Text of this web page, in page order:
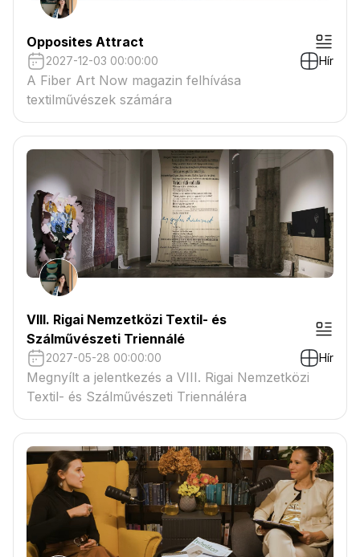
Opposites Attract
2027-12-03 00:00:00 Hír
A Fiber Art Now magazin felhívása
textilművészek számára
VIII. Rigai Nemzetközi Textil- és
Szálművészeti Triennálé
2027-05-28 00:00:00 Hír
Megnyílt a jelentkezés a VIII. Rigai Nemzetközi
Textil- és Szálművészeti Triennáléra